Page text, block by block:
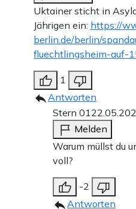
Uktainer sticht in
Jährigen ein: https://
berlin.de/berlin/
fluechtlingsheim-auf-
1
Antworten
Stern 01
Melden
Warum müllst du
voll?
-2
Antworten